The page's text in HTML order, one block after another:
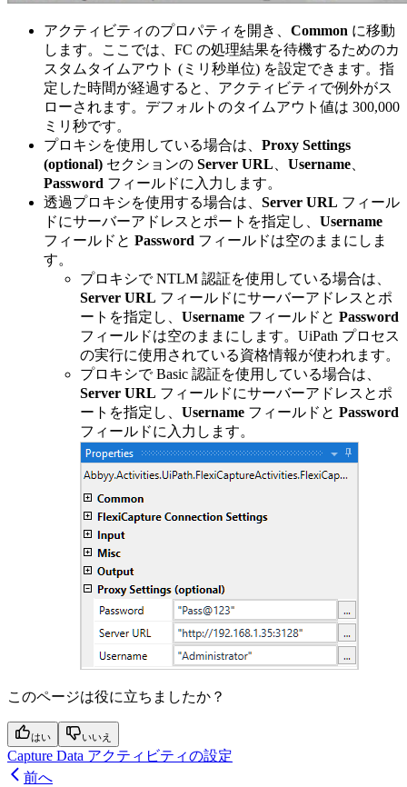
アクティビティのプロパティを開き、 Common に移動
します。ここでは、FC の処理結果を待機するためのカ
スタムタイムアウト (ミリ秒単位) を設定できます。指
定した時間が経過すると、アクティビティで例外がス
ローされます。デフォルトのタイムアウト値は 300,000
ミリ秒です。
プロキシを使用している場合は、 Proxy Settings
(optional) セクションの Server URL Username
Password フィールドに入力します。
透過プロキシを使用する場合は、 Server URL フィール
ドにサーバーアドレスとポートを指定し、 Username
フィールドと Password フィールドは空のままにしま
す。
プロキシで NTLM 認証を使用している場合は、
Server URL フィールドにサーバーアドレスとポ
ートを指定し、 Username フィールドと Password
フィールドは空のままにします。UiPath プロセス
の実行に使用されている資格情報が使われます。
プロキシで Basic 認証を使用している場合は、
Server URL フィールドにサーバーアドレスとポ
ートを指定し、 Username フィールドと Password
フィールドに入力します。
このページは役に立ちましたか？
はい いいえ
Capture Data アクティビティの設定
前へ